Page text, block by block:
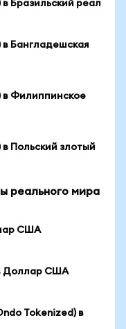
Бразильский реал
в Бангладешская
в Филиппинское
Польский злотый
реального мира
США
Доллар США
Tokenized) в